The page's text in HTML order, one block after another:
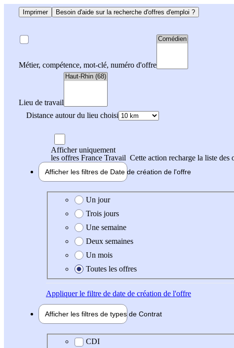
Imprimer Besoin d'aide sur la recherche d'offres d'emploi ?
Métier, compétence, mot-clé, numéro d'offre
Lieu de travail
Distance autour du lieu choisi
Afficher uniquement
les offres France Travail Cette action recharge la liste des
Afficher les filtres de Date de création de l'offre
Date de création de l'offre
Un jour
Trois jours
Une semaine
Deux semaines
Un mois
Toutes les offres
Appliquerle filtre de date de création de l'offre
Afficher les filtres de types de Contrat
Type de contrat
CDI